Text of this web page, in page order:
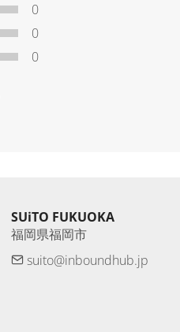
0
0
0
SUiTO FUKUOKA
福岡県福岡市
suito@inboundhub.jp